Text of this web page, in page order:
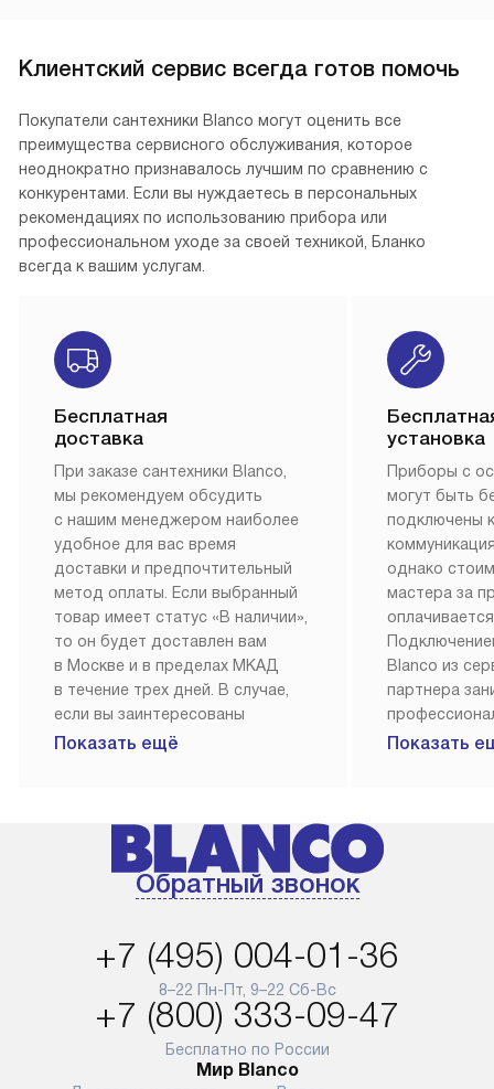
Клиентский сервис всегда готов помочь
Покупатели сантехники Blanco могут оценить все
преимущества сервисного обслуживания, которое
неоднократно признавалось лучшим по сравнению с
конкурентами. Если вы нуждаетесь в персональных
рекомендациях по использованию прибора или
профессиональном уходе за своей техникой, Бланко
всегда к вашим услугам.
Бесплатная
доставка
При заказе сантехники Blanco,
мы рекомендуем обсудить
с нашим менеджером наиболее
удобное для вас время
доставки и предпочтительный
метод оплаты. Если выбранный
товар имеет статус «В наличии»,
то он будет доставлен вам
в Москве и в пределах МКАД
в течение трех дней. В случае,
если вы заинтересованы
в товаре, который доступен
менеджером на сайте. Товары
с особым лейблом
доставляются бесплатно
аксессуаров не предусмотрена.
Для доставки в другие регионы
мы используем услуги
транспортной компании.
Уточняйте все условия доставки
Показать ещё
установка
Приборы с
могут быть
подключены
однако
мастера за
Blanco из
партнера
Наш сервис
возможные
Готовые
Показать
Обратный звонок
+7 (495) 004-01-36
8–22 Пн-Пт, 9–22 Сб-Вс
+7 (800) 333-09-47
Бесплатно по России
Мир Blanco